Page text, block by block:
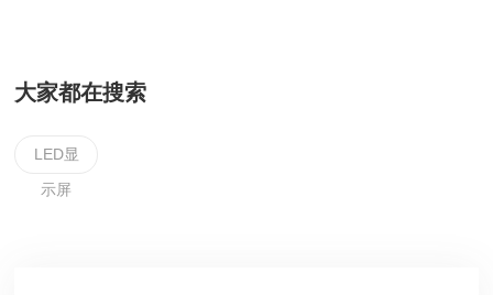
大家都在搜索
LED显
示屏